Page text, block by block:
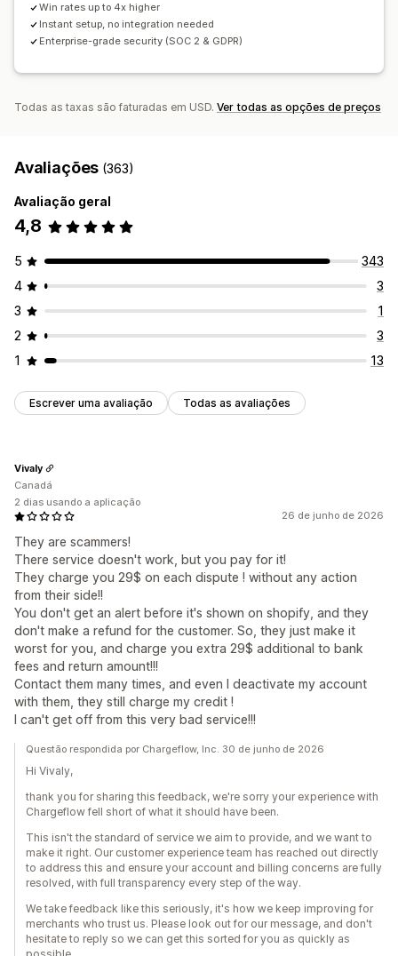
Win rates up to 4x higher
Instant setup, no integration needed
Enterprise-grade security (SOC 2 & GDPR)
Todas as taxas são faturadas em USD. Ver todas as opções de preços
Avaliações (363)
Avaliação geral
4,8
5
343
4
3
3
1
2
3
1
13
Escrever uma avaliação Todas as avaliações
26 de junho de 2026
They are scammers!
There service doesn't work, but you pay for it!
They charge you 29$ on each dispute ! without any action
from their side!!
You don't get an alert before it's shown on shopify, and they
don't make a refund for the customer. So, they just make it
worst for you, and charge you extra 29$ additional to bank
fees and return amount!!!
Contact them many times, and even I deactivate my account
with them, they still charge my credit !
I can't get off from this very bad service!!!
Vivaly
Canadá
2 dias usando a aplicação
Questão respondida por Chargeflow, Inc. 30 de junho de 2026
Hi Vivaly,
thank you for sharing this feedback, we're sorry your experience with
Chargeflow fell short of what it should have been.
This isn't the standard of service we aim to provide, and we want to
make it right. Our customer experience team has reached out directly
to address this and ensure your account and billing concerns are fully
resolved, with full transparency every step of the way.
We take feedback like this seriously, it's how we keep improving for
merchants who trust us. Please look out for our message, and don't
hesitate to reply so we can get this sorted for you as quickly as